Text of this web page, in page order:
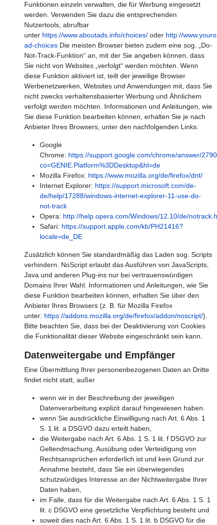
Funktionen einzeln verwalten, die für Werbung eingesetzt
werden. Verwenden Sie dazu die entsprechenden
Nutzertools, abrufbar
unter https://www.aboutads.info/choices/ oder http://
ad-choices Die meisten Browser bieten zudem eine sog. „Do-
Not-Track-Funktion“ an, mit der Sie angeben können, dass
Sie nicht von Websites „verfolgt“ werden möchten. Wenn
diese Funktion aktiviert ist, teilt der jeweilige Browser
Werbenetzwerken, Websites und Anwendungen mit, dass Sie
nicht zwecks verhaltensbasierter Werbung und Ähnlichem
verfolgt werden möchten. Informationen und Anleitungen, wie
Sie diese Funktion bearbeiten können, erhalten Sie je nach
Anbieter Ihres Browsers, unter den nachfolgenden Links:
Google
Chrome: https://support.google.com/chrome/answer/
co=GENIE.Platform%3DDesktop&hl=de
Mozilla Firefox: https://www.mozilla.org/de/firefox/dnt/
Internet Explorer: https://support.microsoft.com/de-
de/help/17288/windows-internet-explorer-11-use-do-
not-track
Opera: http://help.opera.com/Windows/12.10/de/
Safari: https://support.apple.com/kb/PH21416?
locale=de_DE
Zusätzlich können Sie standardmäßig das Laden sog. Scripts
verhindern. NoScript erlaubt das Ausführen von JavaScripts,
Java und anderen Plug-ins nur bei vertrauenswürdigen
Domains Ihrer Wahl. Informationen und Anleitungen, wie Sie
diese Funktion bearbeiten können, erhalten Sie über den
Anbieter Ihres Browsers (z. B. für Mozilla Firefox
unter: https://addons.mozilla.org/de/firefox/addon/noscript/).
Bitte beachten Sie, dass bei der Deaktivierung von Cookies
die Funktionalität dieser Website eingeschränkt sein kann.
Datenweitergabe und Empfänger
Eine Übermittlung Ihrer personenbezogenen Daten an Dritte
findet nicht statt, außer
wenn wir in der Beschreibung der jeweiligen
Datenverarbeitung explizit darauf hingewiesen haben.
wenn Sie ausdrückliche Einwilligung nach Art. 6 Abs. 1
S. 1 lit. a DSGVO dazu erteilt haben,
die Weitergabe nach Art. 6 Abs. 1 S. 1 lit. f DSGVO zur
Geltendmachung, Ausübung oder Verteidigung von
Rechtsansprüchen erforderlich ist und kein Grund zur
Annahme besteht, dass Sie ein überwiegendes
schutzwürdiges Interesse an der Nichtweitergabe Ihrer
Daten haben,
im Falle, dass für die Weitergabe nach Art. 6 Abs. 1 S. 1
lit. c DSGVO eine gesetzliche Verpflichtung besteht und
soweit dies nach Art. 6 Abs. 1 S. 1 lit. b DSGVO für die